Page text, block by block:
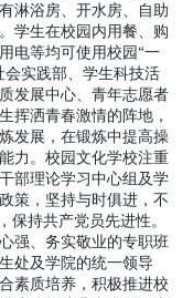
淋浴房、开水房、自助
学生在校园内用餐、购
电等均可使用校园“一
会实践部、学生科技活
发展中心、青年志愿者
挥洒青春激情的阵地，
发展，在锻炼中提高操
力。校园文化学校注重
部理论学习中心组及学
策，坚持与时俱进，不
保持共产党员先进性。
强、务实敬业的专职班
处及学院的统一领导
素质培养，积极推进校